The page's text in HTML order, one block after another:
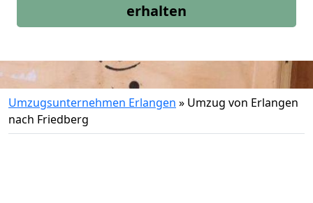
erhalten
Umzugsunternehmen Erlangen » Umzug von Erlangen
nach Friedberg